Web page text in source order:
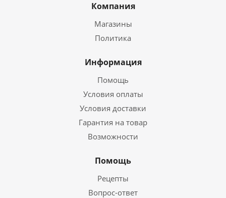
Компания
Магазины
Политика
Информация
Помощь
Условия оплаты
Условия доставки
Гарантия на товар
Возможности
Помощь
Рецепты
Вопрос-ответ